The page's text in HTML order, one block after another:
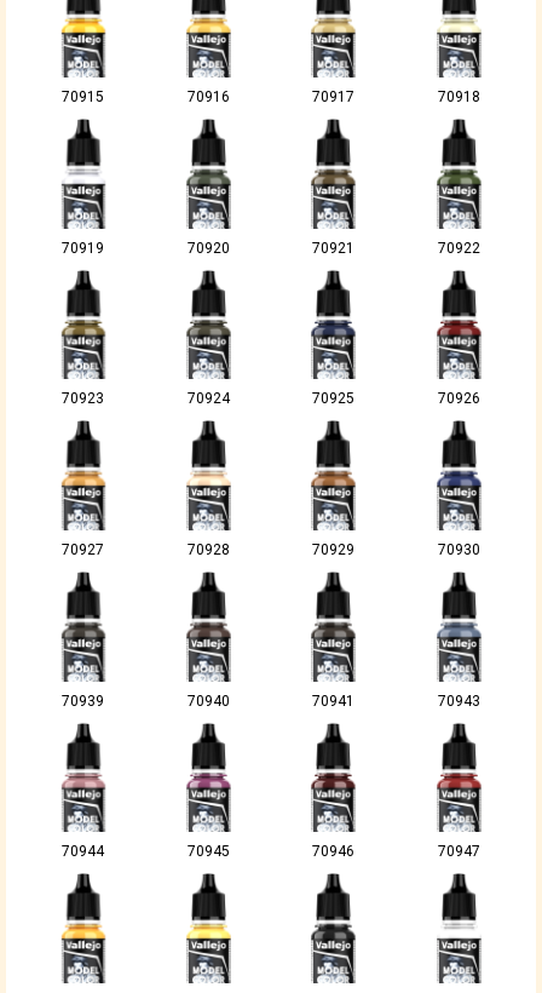
70915 70916 70917 70918
70919 70920 70921 70922
70923 70924 70925 70926
70927 70928 70929 70930
70939 70940 70941 70943
70944 70945 70946 70947